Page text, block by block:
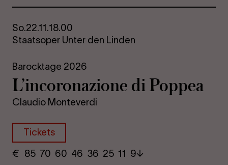
So.22.11.18.00
Staatsoper Unter den Linden
Barocktage 2026
L’in­co­ro­na­zio­ne di Pop­pea
Claudio Monteverdi
Tickets
€ ​ 85 70 60​ 46 36 25​ 11 9